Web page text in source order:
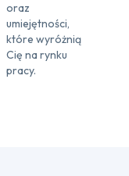
oraz
umiejętności,
które wyróżnią
Cię na rynku
pracy.